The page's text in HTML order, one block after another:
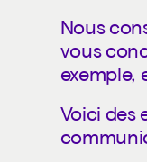
Nous
vous
exemple,
Voici des